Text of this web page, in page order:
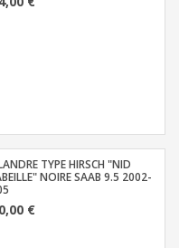
TYPE HIRSCH "NID
NOIRE SAAB 9.5 2002-
€